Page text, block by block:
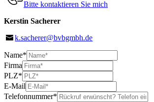
Bitte kontaktieren Sie mich
Kerstin Sacherer
k.sacherer@bvbgmbh.de
Name*
Firma
PLZ*
E-Mail
Telefonnummer*